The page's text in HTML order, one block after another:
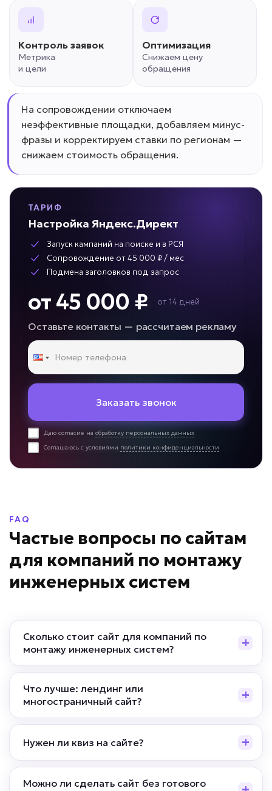
Контроль заявок
Метрика
и цели
Оптимизация
Снижаем цену
обращения
На сопровождении отключаем
неэффективные площадки, добавляем минус-
фразы и корректируем ставки по регионам —
снижаем стоимость обращения.
ТАРИФ
Настройка Яндекс.Директ
Запуск кампаний на поиске и в РСЯ
Сопровождение от 45 000 ₽ / мес
Подмена заголовков под запрос
от 45 000 ₽ от 14 дней
Оставьте контакты — рассчитаем рекламу
Заказать звонок
Даю согласие на обработку персональных данных
Соглашаюсь с условиями политики конфиденциальности
FAQ
Частые вопросы по сайтам
для компаний по монтажу
инженерных систем
Сколько стоит сайт для компаний по
монтажу инженерных систем?
Что лучше: лендинг или
многостраничный сайт?
Нужен ли квиз на сайте?
Можно ли сделать сайт без готового